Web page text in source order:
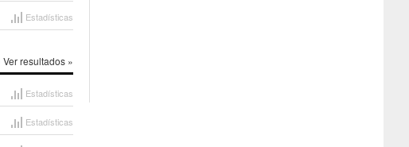
Estadísticas
Ver resultados »
Estadísticas
Estadísticas